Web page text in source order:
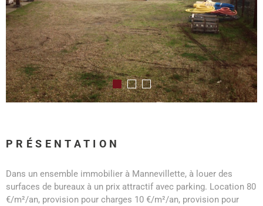
PRÉSENTATION
Dans un ensemble immobilier à Mannevillette, à louer des
surfaces de bureaux à un prix attractif avec parking. Location 80
€/m²/an, provision pour charges 10 €/m²/an, provision pour